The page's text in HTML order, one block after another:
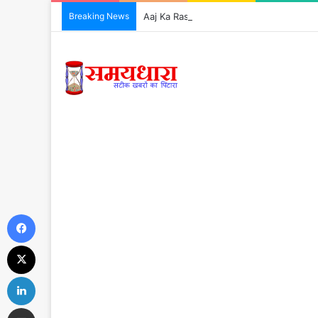
Breaking News Aaj Ka Rashifal 7 August 2026: आज इन 5